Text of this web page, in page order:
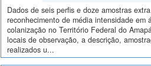
Dados de seis perfis e doze amostras
reconhecimento de média intensidade em
colanização no Território Federal do
locais de observação, a descrição,
realizados u...